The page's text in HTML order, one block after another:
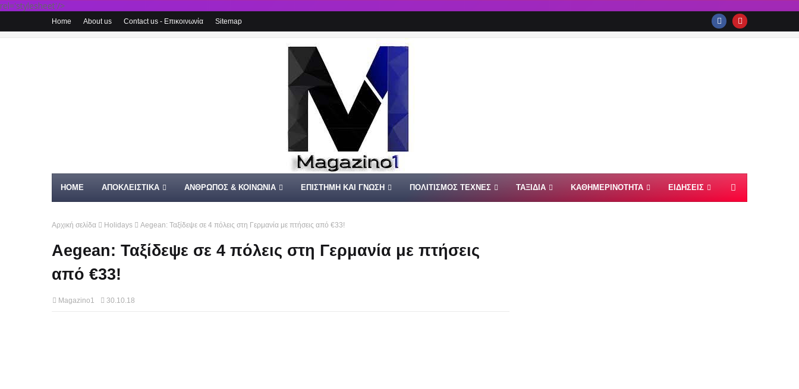
rel='stylesheet'/>
Home About us Contact us - Επικοινωνία Sitemap
HOME ΑΠΟΚΛΕΙΣΤΙΚΑ ΑΝΘΡΩΠΟΣ & ΚΟΙΝΩΝΙΑ ΕΠΙΣΤΗΜΗ ΚΑΙ ΓΝΩΣΗ ΠΟΛΙΤΙΣΜΟΣ ΤΕΧΝΕΣ ΤΑΞΙΔΙΑ ΚΑΘΗΜΕΡΙΝΟΤΗΤΑ ΕΙΔΗΣΕΙΣ
Αρχική σελίδα Holidays Aegean: Ταξίδεψε σε 4 πόλεις στη Γερμανία με πτήσεις από €33!
Aegean: Ταξίδεψε σε 4 πόλεις στη Γερμανία με πτήσεις
από €33!
Magazino1 30.10.18